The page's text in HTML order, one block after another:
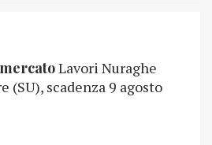
Lavori Nuraghe
(SU), scadenza 9 agosto